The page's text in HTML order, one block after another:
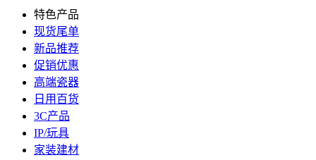
特色产品
现货尾单
新品推荐
促销优惠
高端瓷器
日用百货
3C产品
IP/玩具
家装建材